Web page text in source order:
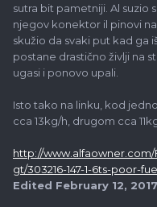
sutra bit pametniji. Al suzio
njegov konektor il pinovi
skužio da svaki put kad ga
postane drastično življi na
ugasi i ponovo upali.
Isto tako na linku, kod
cca 13kg/h, drugom cca
http://www.alfaowner.com/
gt/303216-147-1-6ts-poor-
Edited February 12, 2017